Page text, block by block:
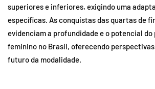
superiores e inferiores, exigindo uma
específicas. As conquistas das quartas de
evidenciam a profundidade e o potencial
feminino no Brasil, oferecendo
futuro da modalidade.